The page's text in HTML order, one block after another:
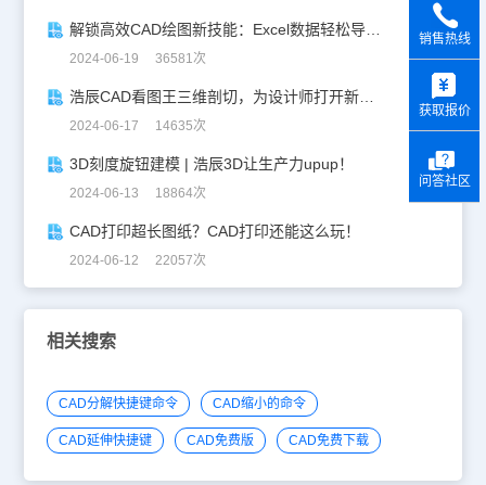
解锁高效CAD绘图新技能：Excel数据轻松导入CAD
2024-06-19 36581次
浩辰CAD看图王三维剖切，为设计师打开新世界的大门！
2024-06-17 14635次
3D刻度旋钮建模 | 浩辰3D让生产力upup！
2024-06-13 18864次
CAD打印超长图纸？CAD打印还能这么玩！
2024-06-12 22057次
相关搜索
CAD分解快捷键命令 CAD缩小的命令
CAD延伸快捷键 CAD免费版 CAD免费下载
销售热线
获取报价
问答社区